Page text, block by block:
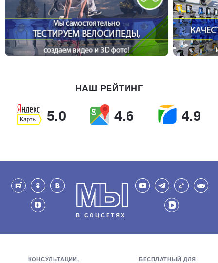
НАШ РЕЙТИНГ
5.0 4.6 4.9
МЫ
В СОЦСЕТЯХ
КОНСУЛЬТАЦИИ, БЕСПЛАТНЫЙ ДЛЯ